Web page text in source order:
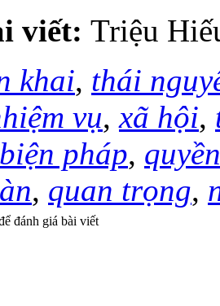
viết: Triệu
khai, thái
vụ,xã hội,
biện pháp,
, quan trọng,
đánh giá bài viết